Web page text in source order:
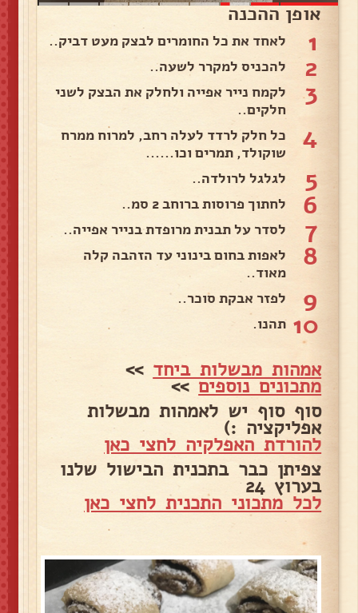
אופן ההכנה
1 לאחד את כל החומרים לבצק מעט דביק..
2 להכניס למקרר לשעה..
3
לקמח נייר אפייה ולחלק את הבצק לשני
חלקים..
4
כל חלק לרדד לעלה רחב, למרוח ממרח
שוקולד, תמרים וכו......
5 לגלגל לרולדה..
6 לחתוך פרוסות ברוחב 2 סמ..
7 לסדר על תבנית מרופדת בנייר אפייה..
8
לאפות בחום בינוני עד הזהבה קלה
מאוד..
9 לפזר אבקת סוכר..
10 תהנו.
אמהות מבשלות ביחד >>
מתכונים נוספים>>
סוף סוף יש לאמהות מבשלות
אפליקציה :)
להורדת האפלקיה לחצי כאן
צפיתן כבר בתכנית הבישול שלנו
בערוץ 24
לכל מתכוני התכנית לחצי כאן